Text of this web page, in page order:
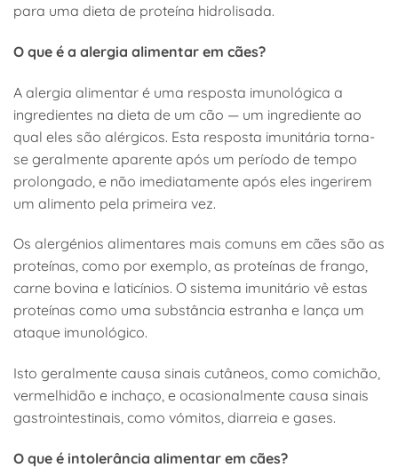
para uma dieta de proteína hidrolisada.
O que é a alergia alimentar em cães?
A alergia alimentar é uma resposta imunológica a
ingredientes na dieta de um cão — um ingrediente ao
qual eles são alérgicos. Esta resposta imunitária torna-
se geralmente aparente após um período de tempo
prolongado, e não imediatamente após eles ingerirem
um alimento pela primeira vez.
Os alergénios alimentares mais comuns em cães são as
proteínas, como por exemplo, as proteínas de frango,
carne bovina e laticínios. O sistema imunitário vê estas
proteínas como uma substância estranha e lança um
ataque imunológico.
Isto geralmente causa sinais cutâneos, como comichão,
vermelhidão e inchaço, e ocasionalmente causa sinais
gastrointestinais, como vómitos, diarreia e gases.
O que é intolerância alimentar em cães?